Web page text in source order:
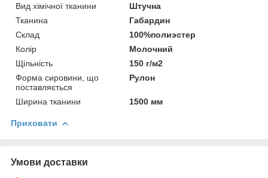
Вид хімічної тканини
Штучна
Тканина
Габардин
Склад
100%полиэстер
Колір
Молочний
Щільність
150 г/м2
Форма сировини, що
поставляється
Рулон
Ширина тканини 1500 мм
Приховати
Умови доставки